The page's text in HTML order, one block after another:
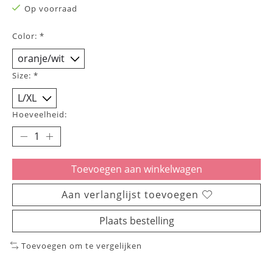
Op voorraad
Color: *
Size: *
Hoeveelheid:
Toevoegen aan winkelwagen
Aan verlanglijst toevoegen
Plaats bestelling
Toevoegen om te vergelijken